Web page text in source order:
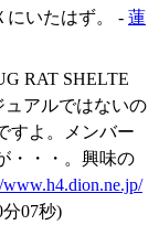
にいたはず。 - 蓮
RAT SHELTE
アルではないの
すよ。メンバー
・・・。興味の
www.h4.dion.ne.jp/
分07秒)